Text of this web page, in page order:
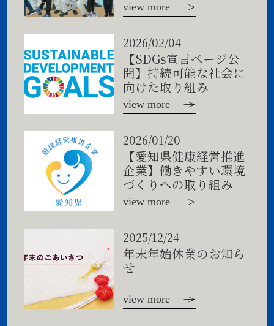
view more
2026/02/04
【SDGs宣言ページ公
開】持続可能な社会に
向けた取り組み
view more
2026/01/20
【愛知県健康経営推進
企業】働きやすい環境
づくりへの取り組み
view more
2025/12/24
年末年始休業のお知ら
せ
view more